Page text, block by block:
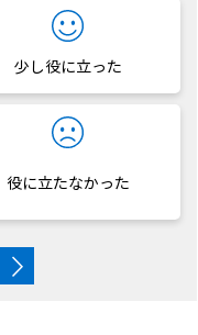
少し役に立った
役に立たなかった